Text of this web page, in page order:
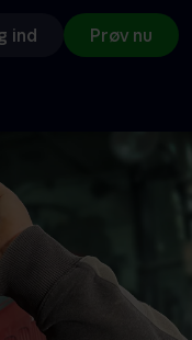
ind Prøv nu